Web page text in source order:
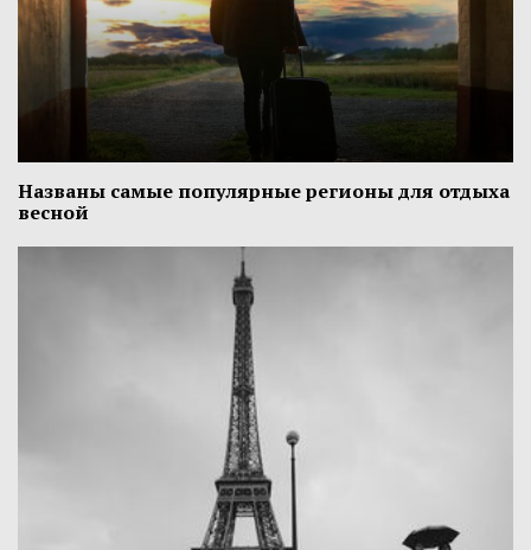
Названы самые популярные регионы для отдыха
весной